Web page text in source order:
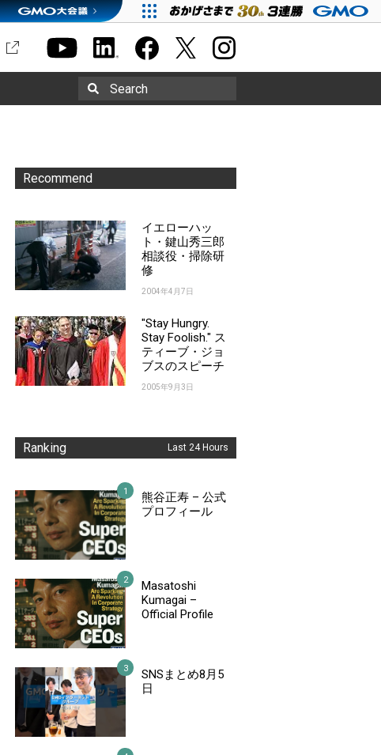
Search
Recommend
イエローハッ
ト・鍵山秀三郎
相談役・掃除研
修
2004年4月7日
"Stay Hungry.
Stay Foolish." ス
ティーブ・ジョ
ブスのスピーチ
2005年9月3日
Ranking Last 24 Hours
熊谷正寿 – 公式
プロフィール
Masatoshi
Kumagai –
Official Profile
SNSまとめ8月5
日